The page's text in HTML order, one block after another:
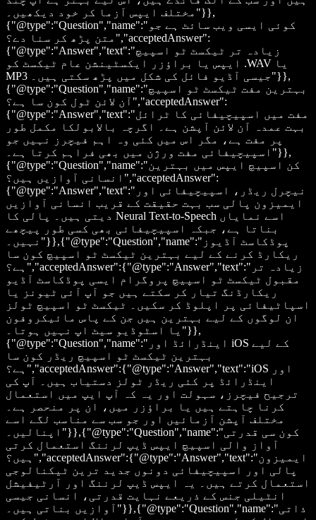
مختلف ایپس آزما کر خود دیکھیں۔"}},
{"@type":"Question","name":"کوئی ایسی ویب سائٹ ہے جو
متن پڑھ کر سنا دے؟","acceptedAnswer":
{"@type":"Answer","text":"زیادہ تر ٹیکسٹ ٹو اسپیچ
ایپس یا براؤزر ایکسٹینشن عام ٹیکسٹ کو .WAV یا
MP3 جیسی آڈیو فائل کی شکل میں پڑھ سکتی ہیں۔"}},
{"@type":"Question","name":"بہترین مفت ٹیکسٹ ٹو اسپیچ
آن لائن ٹول کون سا ہے؟","acceptedAnswer":
{"@type":"Answer","text":"مفت میں اسپیچیفائی کا ٹرائل
بہت عمدہ آن لائن آپشن ہے۔ اگرچہ بالابولکا مکمل طور
پر مفت ہے، مگر اس میں کئی وہ اہم فیچرز نہیں جو
اسپیچیفائی مفت ورژن میں بھی فراہم کرتا ہے۔"}},
{"@type":"Question","name":"کن اسپیچ ایپس میں بہترین
انسانی آوازیں ہیں؟","acceptedAnswer":
{"@type":"Answer","text":"نیچرل ریڈر، اسپیچیفائی اور
ایمیزون پالی سب بہت حقیقت کے قریب انسانی آوازیں
دیتی ہیں۔ پالی کا Neural Text-to-Speech اسے نمایاں
بناتا ہے، جبکہ اسپیچیفائی بھی کسی طور پیچھے
نہیں۔"}},{"@type":"Question","name":"پوڈکاسٹ آڈیوز
ریکارڈ کرنے کے لیے بہترین ٹیکسٹ ٹو اسپیچ کون سا
ہے؟","acceptedAnswer":{"@type":"Answer","text":"زیادہ تر
مقبول ٹیکسٹ ٹو اسپیچ پروگرام ایسی پوڈکاسٹ آڈیو
ریکارڈنگ تیار کر سکتے ہیں جو آپ آئی ٹیونز یا
اسپاٹیفائی پر اپلوڈ کر سکیں۔ ٹیکسٹ ٹو اسپیچ ٹولز
ان لوگوں کے لیے بہترین ہیں جن کے پاس مائیکروفون
یا اسٹوڈیو سیٹ اپ نہیں ہوتا۔"}},
{"@type":"Question","name":"اینڈرائڈ اور iOS کے لیے
بہترین ٹیکسٹ ٹو اسپیچ ریڈر کون سا
ہے؟","acceptedAnswer":{"@type":"Answer","text":"iOS اور
اینڈرائڈ پر کئی ریڈر ٹولز دستیاب ہیں۔ آپ کی
ترجیح فیچرز، سہولت اور یہ کہ آپ ایپ میں استعمال
کرنا چاہتے ہیں یا براؤزر میں، ان پر منحصر ہے۔
مختلف آپشن آزمائیں اور جو سب سے مناسب لگے اسے
اپنالیں۔"}},{"@type":"Question","name":"کون سی قدرتی
آواز والی اسپیچ ایپس ڈیپ لرننگ استعمال کرتی
ہیں؟","acceptedAnswer":{"@type":"Answer","text":"ایمیزون
پالی اور اسپیچیفائی دونوں جدید ترین ٹیکنالوجی
استعمال کرتے ہیں۔ یہ ایپس ڈیپ لرننگ اور آرٹیفیشل
انٹیلی جنس کے ذریعے نہایت قدرتی، انسانی جیسی
آوازیں بناتی ہیں۔"}},{"@type":"Question","name":"ذاتی